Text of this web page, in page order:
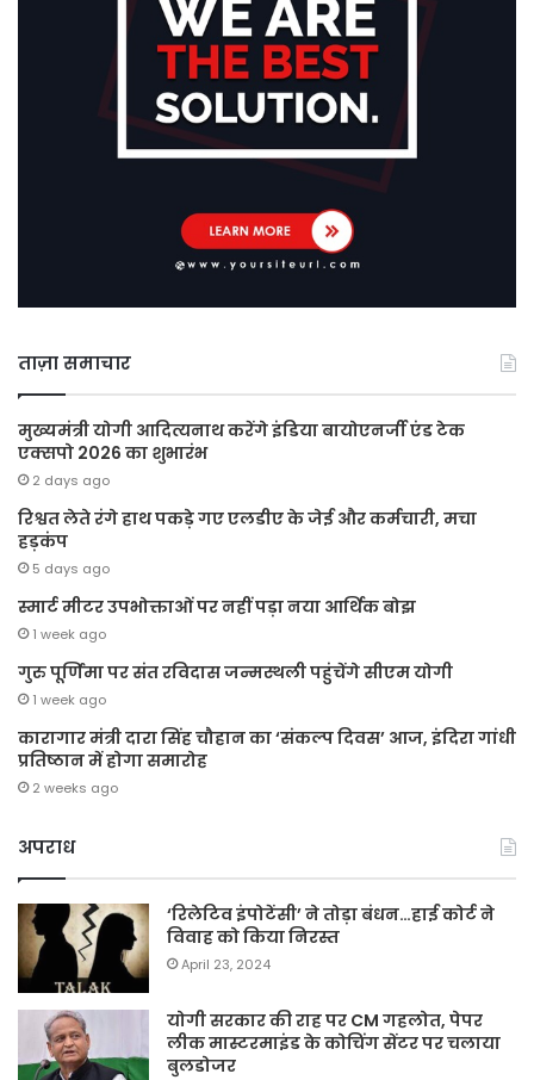
ताज़ा समाचार
मुख्यमंत्री योगी आदित्यनाथ करेंगे इंडिया बायोएनर्जी एंड टेक
एक्सपो 2026 का शुभारंभ
2 days ago
रिश्वत लेते रंगे हाथ पकड़े गए एलडीए के जेई और कर्मचारी, मचा
हड़कंप
5 days ago
स्मार्ट मीटर उपभोक्ताओं पर नहीं पड़ा नया आर्थिक बोझ
1 week ago
गुरु पूर्णिमा पर संत रविदास जन्मस्थली पहुंचेंगे सीएम योगी
1 week ago
कारागार मंत्री दारा सिंह चौहान का ‘संकल्प दिवस’ आज, इंदिरा गांधी
प्रतिष्ठान में होगा समारोह
2 weeks ago
अपराध
‘रिलेटिव इंपोटेंसी’ ने तोड़ा बंधन…हाई कोर्ट ने
विवाह को किया निरस्त
April 23, 2024
योगी सरकार की राह पर CM गहलोत, पेपर
लीक मास्टरमाइंड के कोचिंग सेंटर पर चलाया
बुलडोजर